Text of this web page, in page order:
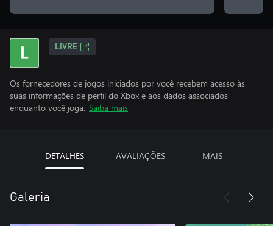
LIVRE
Os fornecedores de jogos iniciados por você recebem acesso às
suas informações de perfil do Xbox e aos dados associados
enquanto você joga. Saiba mais
DETALHES AVALIAÇÕES MAIS
Galeria